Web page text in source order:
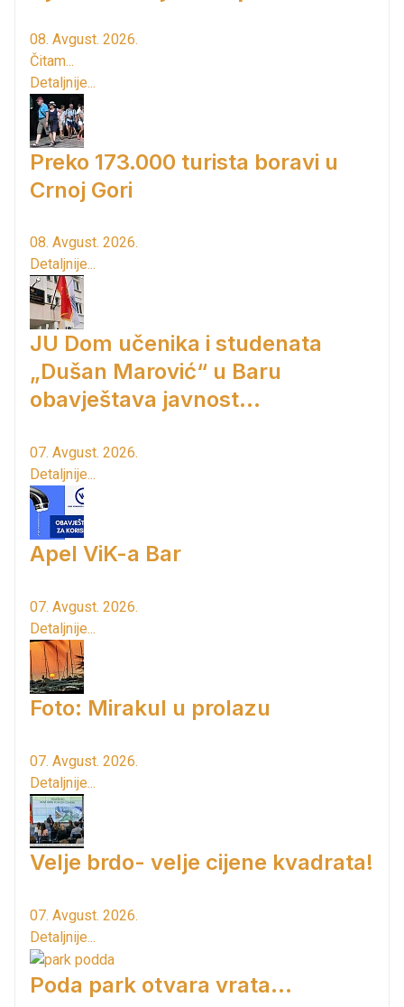
08. Avgust. 2026.
Čitam...
Detaljnije...
Preko 173.000 turista boravi u
Crnoj Gori
08. Avgust. 2026.
Detaljnije...
JU Dom učenika i studenata
„Dušan Marović“ u Baru
obavještava javnost...
07. Avgust. 2026.
Detaljnije...
Apel ViK-a Bar
07. Avgust. 2026.
Detaljnije...
Foto: Mirakul u prolazu
07. Avgust. 2026.
Detaljnije...
Velje brdo- velje cijene kvadrata!
07. Avgust. 2026.
Detaljnije...
Poda park otvara vrata...